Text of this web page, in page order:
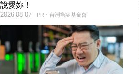
說愛妳！
PR・台灣癌症基金會
2026-08-07